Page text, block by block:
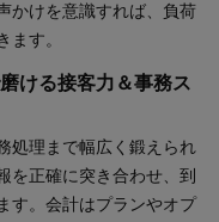
かけを意識すれば、負荷
ます。
ける接客力＆事務ス
処理まで幅広く鍛えられ
を正確に突き合わせ、到
す。会計はプランやオプ